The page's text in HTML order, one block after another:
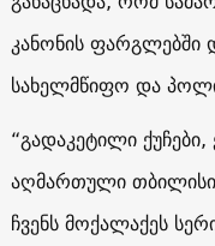
კანონის ფარგლებში
სახელმწიფო და
“გადაკეტილი
აღმართული
ჩვენს მოქალაქეს